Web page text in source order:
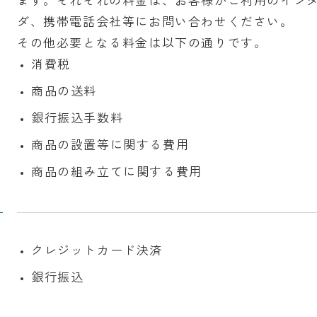
ダ、携帯電話会社等にお問い合わせください。
その他必要となる料金は以下の通りです。
消費税
商品の送料
銀行振込手数料
商品の設置等に関する費用
商品の組み立てに関する費用
クレジットカード決済
銀行振込